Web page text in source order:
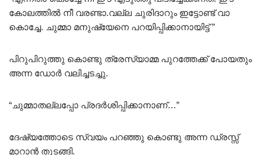
കോലത്തിൽ നീ വരണ്ടാ.വല്ല ചുരിദാറും ഇട്ടോണ്ട് വാ
കൊച്ചേ. ചുമ്മാ മനുഷ്യേനെ പറയിപ്പിക്കാനായിട്ട് ”
പിറുപിറുത്തു കൊണ്ടു ത്രേസ്യാമ്മ പുറത്തേക്ക് പോയതും
അന്ന ഡോർ വലിച്ചടച്ചു.
“ചുമ്മാതല്ലപ്പോ പ്രദർശിപ്പിക്കാനാണ്…”
ദേഷ്യത്തോടെ സ്വയം പറഞ്ഞു കൊണ്ടു അന്ന ഡ്രസ്സ്‌
മാറാൻ തുടങ്ങി.